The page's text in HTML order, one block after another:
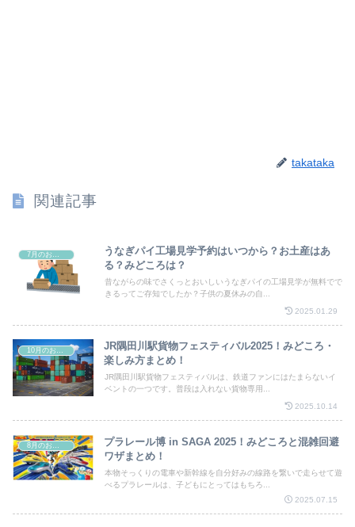
takataka
関連記事
7月のお祭り
うなぎパイ工場見学予約はいつから？お土産はあ
る？みどころは？
昔ながらの味でさくっとおいしいうなぎパイの工場見学が無料でで
きるってご存知でしたか？子供の夏休みの自...
2025.01.29
JR隅田川駅貨物フェスティバル2025！みどころ・
楽しみ方まとめ！
JR隅田川駅貨物フェスティバルは、鉄道ファンにはたまらないイ
ベントの一つです。普段は入れない貨物専用...
2025.10.14
プラレール博 in SAGA 2025！みどころと混雑回避
ワザまとめ！
本物そっくりの電車や新幹線を自分好みの線路を繋いで走らせて遊
べるプラレールは、子どもにとってはもちろ...
2025.07.15